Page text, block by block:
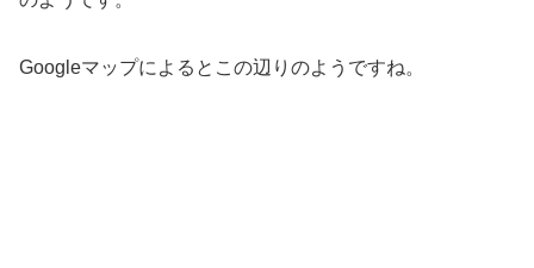
Googleマップによるとこの辺りのようですね。